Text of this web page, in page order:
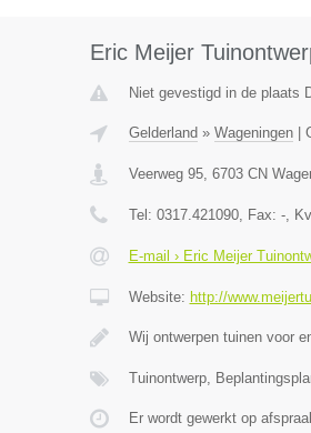
Eric Meijer
Niet gevestigd in de plaats
Gelderland » Wageningen|
Veerweg 95, 6703 CN
Tel: 0317.421090, Fax: -,
E-mail › Eric Meijer
Website: http://
Wij ontwerpen tuinen voor
Tuinontwerp,
Er wordt gewerkt op